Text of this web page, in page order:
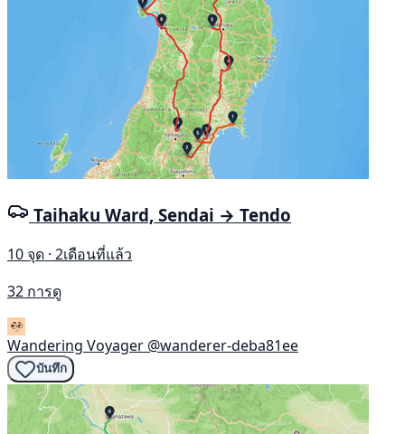
Taihaku Ward, Sendai → Tendo
10 จุด · 2เดือนที่แล้ว
32 การดู
Wandering Voyager @wanderer-deba81ee
บันทึก